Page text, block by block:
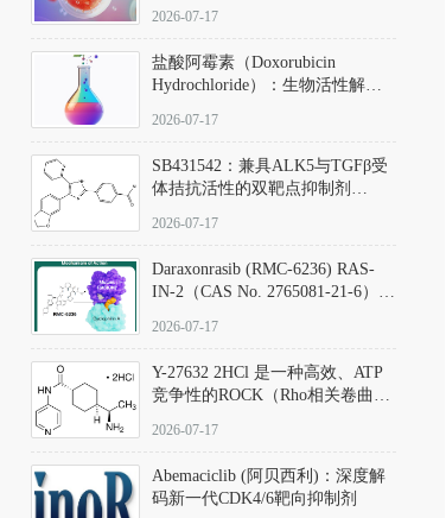
DKM货号 D806885
2026-07-17
盐酸阿霉素（Doxorubicin
Hydrochloride）：生物活性解
范
2026-07-17
SB431542：兼具ALK5与TGFβ受
体拮抗活性的双靶点抑制剂
D801067）
2026-07-17
Daraxonrasib (RMC-6236) RAS-
IN-2（CAS No. 2765081-21-6）：
向KRAS/NRAS/HRAS的广谱RAS
2026-07-17
Y-27632 2HCl 是一种高效、ATP
竞争性的ROCK（Rho相关卷曲螺
同等抑制ROCK1与ROCK2；其通
过精准嵌入激酶的ATP结合位点
发挥抑制作用，对ROCK1和
ROCK2的解离常数（Ki）分别为
2026-07-17
Abemaciclib (阿贝西利)：深度解
码新一代CDK4/6靶向抑制剂